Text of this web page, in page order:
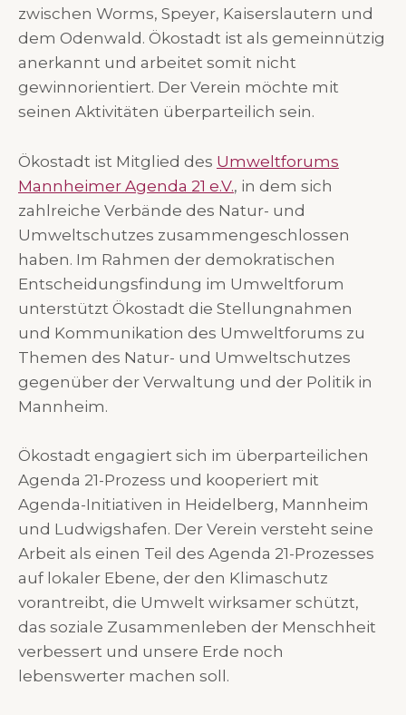
zwischen Worms, Speyer, Kaiserslautern und
dem Odenwald. Ökostadt ist als gemeinnützig
anerkannt und arbeitet somit nicht
gewinnorientiert. Der Verein möchte mit
seinen Aktivitäten überparteilich sein.
Ökostadt ist Mitglied des Umweltforums
Mannheimer Agenda 21 e.V., in dem sich
zahlreiche Verbände des Natur- und
Umweltschutzes zusammengeschlossen
haben. Im Rahmen der demokratischen
Entscheidungsfindung im Umweltforum
unterstützt Ökostadt die Stellungnahmen
und Kommunikation des Umweltforums zu
Themen des Natur- und Umweltschutzes
gegenüber der Verwaltung und der Politik in
Mannheim.
Ökostadt engagiert sich im überparteilichen
Agenda 21-Prozess und kooperiert mit
Agenda-Initiativen in Heidelberg, Mannheim
und Ludwigshafen. Der Verein versteht seine
Arbeit als einen Teil des Agenda 21-Prozesses
auf lokaler Ebene, der den Klimaschutz
vorantreibt, die Umwelt wirksamer schützt,
das soziale Zusammenleben der Menschheit
verbessert und unsere Erde noch
lebenswerter machen soll.